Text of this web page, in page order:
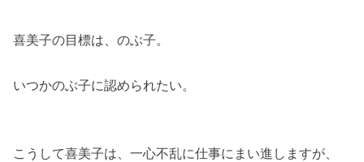
喜美子の目標は、のぶ子。
いつかのぶ子に認められたい。
こうして喜美子は、一心不乱に仕事にまい進しますが、